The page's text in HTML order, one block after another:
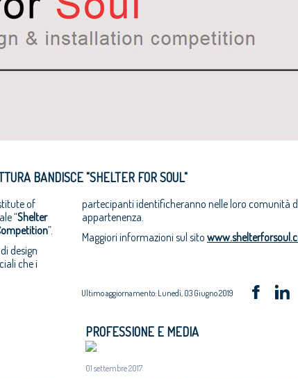
BANDISCE "SHELTER FOR SOUL"
of
“Shelter
”.
design
che i
partecipanti identificheranno nelle loro comunità
appartenenza.
Maggiori informazioni sul sito
Ultimo aggiornamento: Lunedì, 03 Giugno 2019
PROFESSIONE E MEDIA
01 settembre 2017